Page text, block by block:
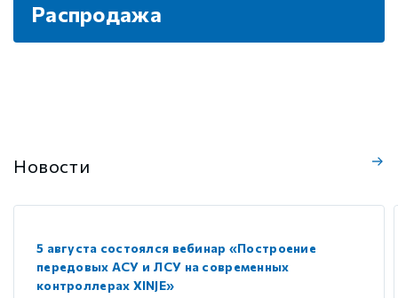
Распродажа
Новости
5 августа состоялся вебинар «Построение
передовых АСУ и ЛСУ на современных
контроллерах XINJE»